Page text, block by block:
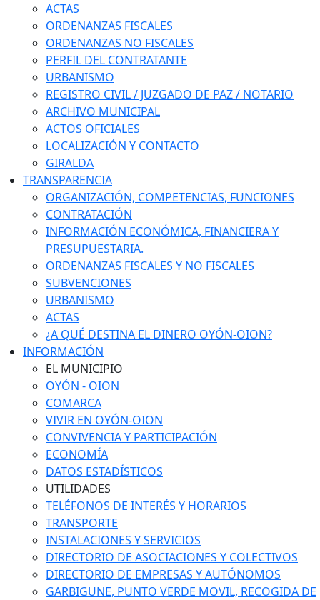
ACTAS
ORDENANZAS FISCALES
ORDENANZAS NO FISCALES
PERFIL DEL CONTRATANTE
URBANISMO
REGISTRO CIVIL / JUZGADO DE PAZ / NOTARIO
ARCHIVO MUNICIPAL
ACTOS OFICIALES
LOCALIZACIÓN Y CONTACTO
GIRALDA
TRANSPARENCIA
ORGANIZACIÓN, COMPETENCIAS, FUNCIONES
CONTRATACIÓN
INFORMACIÓN ECONÓMICA, FINANCIERA Y
PRESUPUESTARIA.
ORDENANZAS FISCALES Y NO FISCALES
SUBVENCIONES
URBANISMO
ACTAS
¿A QUÉ DESTINA EL DINERO OYÓN-OION?
INFORMACIÓN
EL MUNICIPIO
OYÓN - OION
COMARCA
VIVIR EN OYÓN-OION
CONVIVENCIA Y PARTICIPACIÓN
ECONOMÍA
DATOS ESTADÍSTICOS
UTILIDADES
TELÉFONOS DE INTERÉS Y HORARIOS
TRANSPORTE
INSTALACIONES Y SERVICIOS
DIRECTORIO DE ASOCIACIONES Y COLECTIVOS
DIRECTORIO DE EMPRESAS Y AUTÓNOMOS
GARBIGUNE, PUNTO VERDE MOVIL, RECOGIDA DE